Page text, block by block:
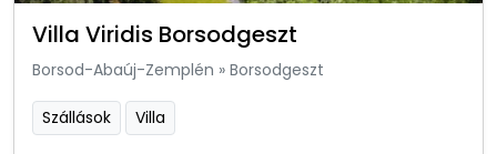
Villa Viridis Borsodgeszt
Borsod-Abaúj-Zemplén » Borsodgeszt
Szállások Villa